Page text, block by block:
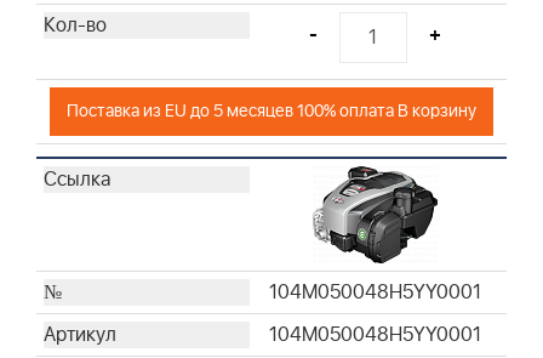
- +
Поставка из EU до 5 месяцев 100% оплата В корзину
104M050048H5YY0001
104M050048H5YY0001